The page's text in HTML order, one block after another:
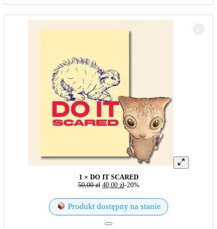
1 × DO IT SCARED
50,00zł 40,00 zł-20%
Produkt dostępny na stanie